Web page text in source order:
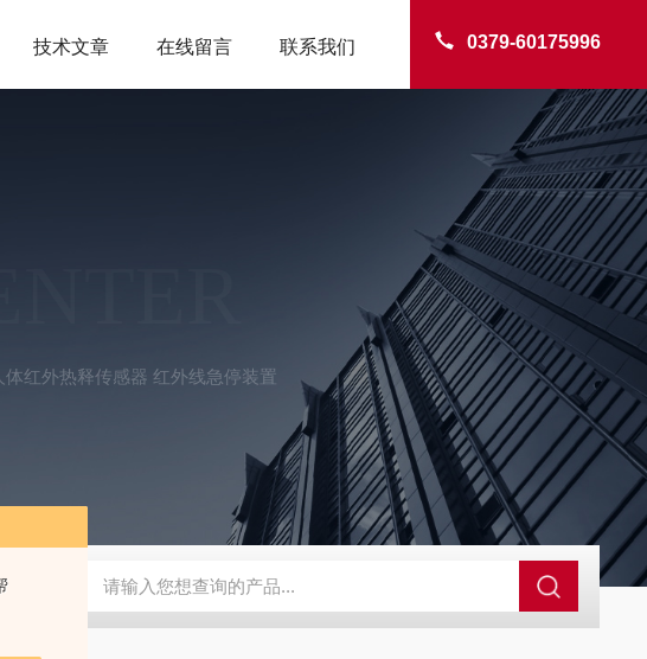
0379-60175996
技术文章 在线留言 联系我们
体红外热释传感器 红外线急停装置
矿用本安型行程开关KHXC24 井下机电设备 便携式移动液压系统总成 提升机